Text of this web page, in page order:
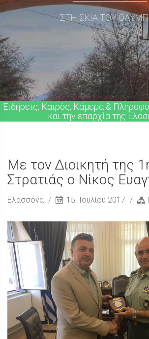
ΣΤΗ ΣΚΙΑ ΤΟΥ
Ειδήσεις, Καιρός, Κάμερα &
και την επαρχία της
Με τον Διοικητή της
Στρατιάς ο Νίκος
Ελασσόνα 15. Ιουλίου 2017